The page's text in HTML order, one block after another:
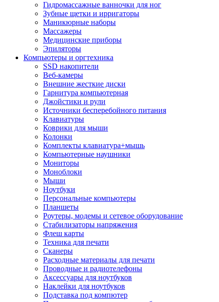
Гидромассажные ванночки для ног
Зубные щетки и ирригаторы
Маникюрные наборы
Массажеры
Медицинские приборы
Эпиляторы
Компьютеры и оргтехника
SSD накопители
Веб-камеры
Внешние жесткие диски
Гарнитура компьютерная
Джойстики и рули
Источники бесперебойного питания
Клавиатуры
Коврики для мыши
Колонки
Комплекты клавиатура+мышь
Компьютерные наушники
Мониторы
Моноблоки
Мыши
Ноутбуки
Персональные компьютеры
Планшеты
Роутеры, модемы и сетевое оборудование
Стабилизаторы напряжения
Флеш карты
Техника для печати
Сканеры
Расходные материалы для печати
Проводные и радиотелефоны
Аксессуары для ноутбуков
Наклейки для ноутбуков
Подставка под компютер